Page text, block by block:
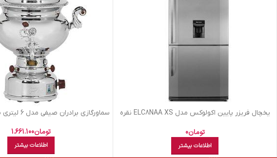
يخچال فريزر پايين اکولوکس مدل ELC8NAA XS نقره
تومان0
اطلاعات بیشتر
سماورگازي برادران صيفي مدل 6 ليتري صدفي پايه ذغالي
تومان1.661.100
اطلاعات بیشتر